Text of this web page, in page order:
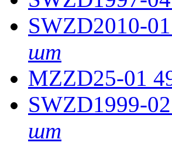
SWZD2010-01
шт
MZZD25-01
SWZD1999-02
шт